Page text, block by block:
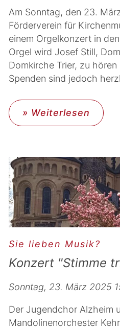
Am Sonntag, den 23.
Förderverein für
einem Orgelkonzert in
Orgel wird Josef Still,
Domkirche Trier, zu
Spenden sind jedoch
» Weiterlesen
Sie lieben Musik?
Konzert "Stimme
Sonntag, 23. März 2025
Der Jugendchor Alzheim
Mandolinenorchester